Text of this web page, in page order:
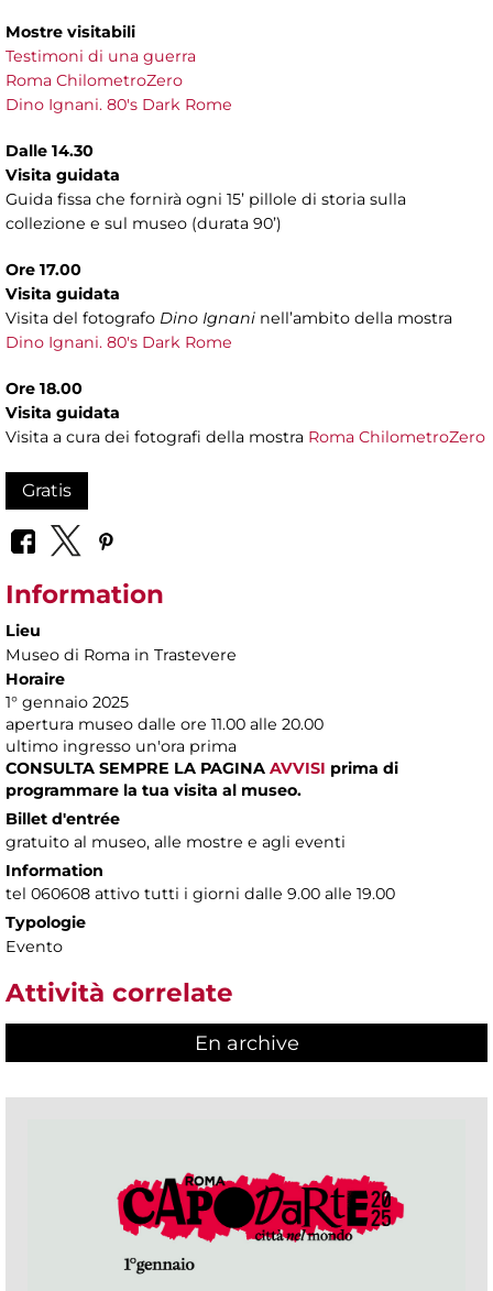
Mostre visitabili
Testimoni di una guerra
Roma ChilometroZero
Dino Ignani. 80's Dark Rome
Dalle 14.30
Visita guidata
Guida fissa che fornirà ogni 15’ pillole di storia sulla
collezione e sul museo (durata 90’)
Ore 17.00
Visita guidata
Visita del fotografo Dino Ignani nell’ambito della mostra
Dino Ignani. 80's Dark Rome
Ore 18.00
Visita guidata
Visita a cura dei fotografi della mostra Roma ChilometroZero
Gratis
Information
Lieu
Museo di Roma in Trastevere
Horaire
1° gennaio 2025
apertura museo dalle ore 11.00 alle 20.00
ultimo ingresso un'ora prima
CONSULTA SEMPRE LA PAGINA AVVISI prima di
programmare la tua visita al museo.
Billet d'entrée
gratuito al museo, alle mostre e agli eventi
Information
tel 060608 attivo tutti i giorni dalle 9.00 alle 19.00
Typologie
Evento
Attività correlate
En archive